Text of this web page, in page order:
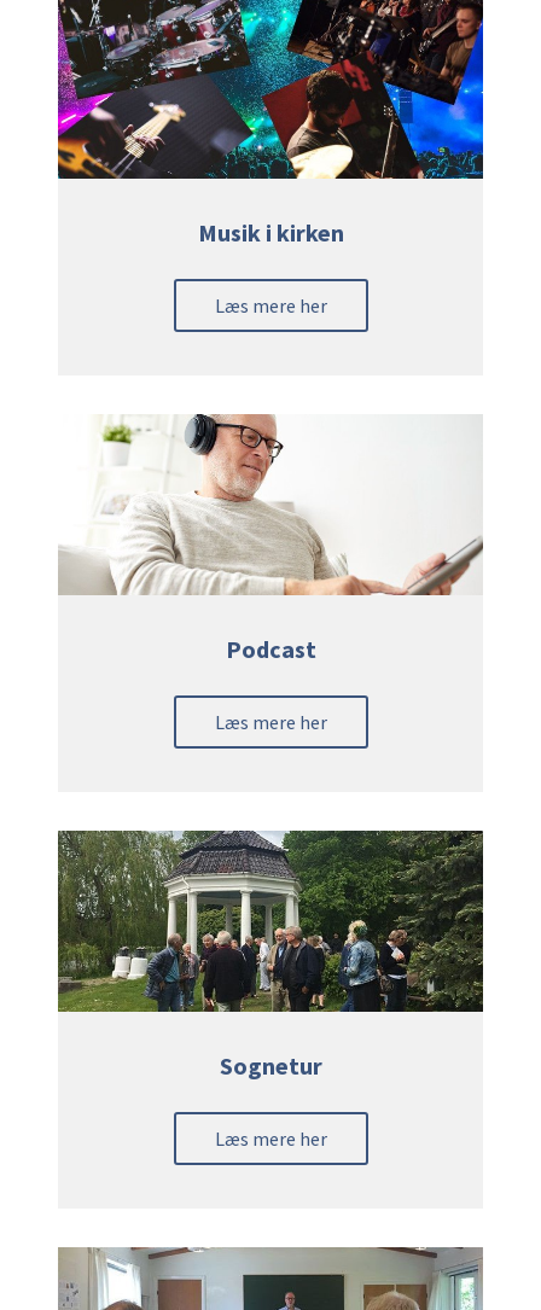
Musik i kirken
Læs mere her
Podcast
Læs mere her
Sognetur
Læs mere her